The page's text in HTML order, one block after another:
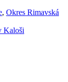
, Okres Rimavská
Kaloši